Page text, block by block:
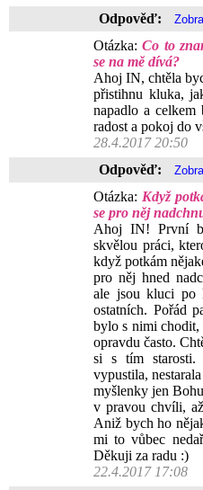
Odpověď:
Otázka:Co to
se na mě dívá?
Ahoj IN, chtěla
přistihnu kluka,
napadlo a
radost a pokoj do
28.4.2017 20:50
Odpověď:
Otázka: Když
se pro něj
Ahoj IN! První
skvělou práci,
když potkám
pro něj hned
ale jsou kluci po
ostatních. Pořád
bylo s nimi
opravdu často.
si s tím
vypustila,
myšlenky jen
v pravou chvíli,
Aniž bych ho
mi to vůbec
Děkuji za radu :)
22.4.2017 17:08